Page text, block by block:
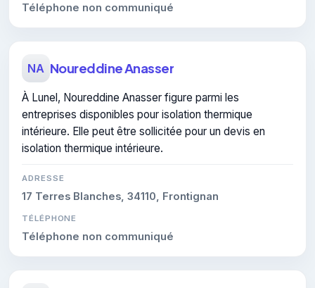
Téléphone non communiqué
NA Noureddine Anasser
À Lunel, Noureddine Anasser figure parmi les
entreprises disponibles pour isolation thermique
intérieure. Elle peut être sollicitée pour un devis en
isolation thermique intérieure.
ADRESSE
17 Terres Blanches, 34110, Frontignan
TÉLÉPHONE
Téléphone non communiqué